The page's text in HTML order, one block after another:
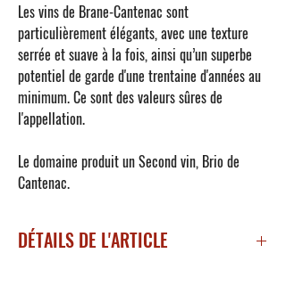
Les vins de Brane-Cantenac sont
particulièrement élégants, avec une texture
serrée et suave à la fois, ainsi qu’un superbe
potentiel de garde d'une trentaine d'années au
minimum. Ce sont des valeurs sûres de
l'appellation.
Le domaine produit un Second vin, Brio de
Cantenac.
DÉTAILS DE L'ARTICLE